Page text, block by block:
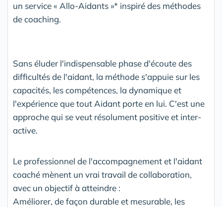
un service « Allo-Aidants »* inspiré des méthodes
de coaching.
Sans éluder l'indispensable phase d'écoute des
difficultés de l'aidant, la méthode s'appuie sur les
capacités, les compétences, la dynamique et
l'expérience que tout Aidant porte en lui. C'est une
approche qui se veut résolument positive et inter-
active.
Le professionnel de l'accompagnement et l'aidant
coaché mènent un vrai travail de collaboration,
avec un objectif à atteindre :
Améliorer, de façon durable et mesurable, les